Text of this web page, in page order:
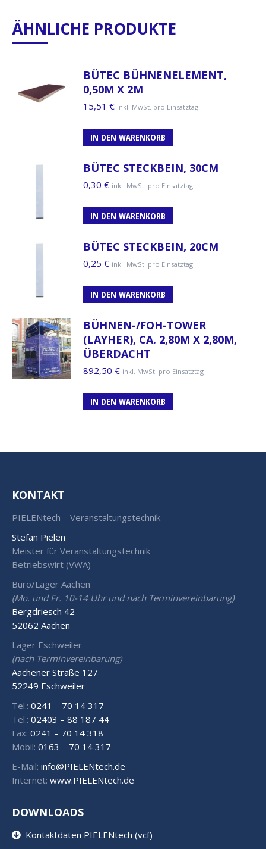
ÄHNLICHE PRODUKTE
BÜTEC BÜHNENELEMENT,
0,50M X 2M
15,51 € inkl. MwSt. pro Einsatztag
IN DEN WARENKORB
BÜTEC STECKBEIN, 30CM
0,30 € inkl. MwSt. pro Einsatztag
IN DEN WARENKORB
BÜTEC STECKBEIN, 20CM
0,25 € inkl. MwSt. pro Einsatztag
IN DEN WARENKORB
BÜHNEN-/FOH-TOWER
(LAYHER), CA. 2,80M X 2,80M,
ÜBERDACHT
892,50 € inkl. MwSt. pro Einsatztag
IN DEN WARENKORB
KONTAKT
PIELENtech – Veranstaltungstechnik
Stefan Pielen
Meister für Veranstaltungstechnik
Betriebswirt (VWA)
Büro/Lager Aachen
(Mo. und Fr. 10-14 Uhr und nach Terminvereinbarung)
Bergdriesch 42
52062 Aachen
Lager Eschweiler
(nach Terminvereinbarung)
Aachener Straße 127
52249 Eschweiler
Tel.: 0241 – 70 14 317
Tel.: 02403 – 88 187 44
Fax: 0241 – 70 14 318
Mobil: 0163 – 70 14 317
E-Mail: info@PIELENtech.de
Internet: www.PIELENtech.de
DOWNLOADS
Kontaktdaten PIELENtech (vcf)